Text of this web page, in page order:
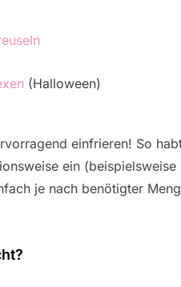
(Halloween)
einfrieren! So
ein
je nach benötigter